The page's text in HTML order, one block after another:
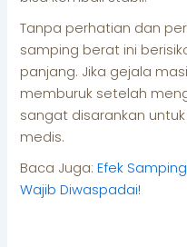
Tanpa perhatian dan
samping berat ini
panjang. Jika gejala
memburuk setelah
sangat disarankan
medis.
Baca Juga:Efek
Wajib Diwaspadai!